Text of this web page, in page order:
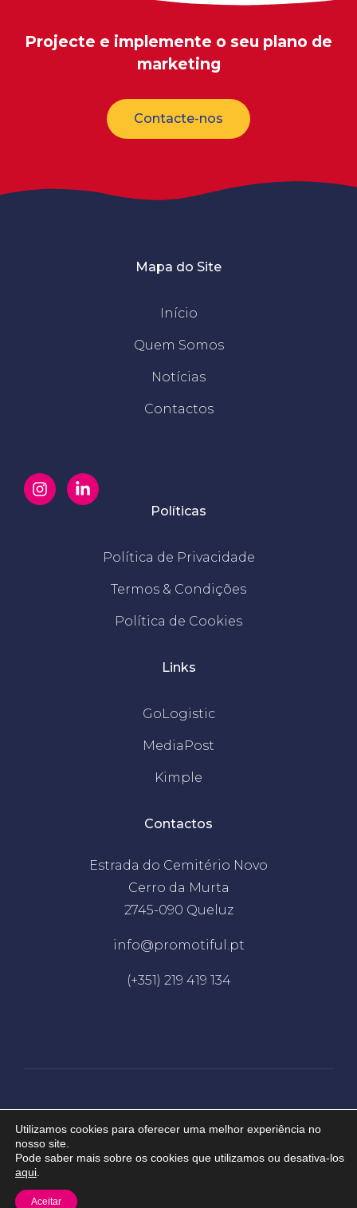
Projecte e implemente o seu plano de
marketing
Contacte-nos
Mapa do Site
Início
Quem Somos
Notícias
Contactos
Políticas
Política de Privacidade
Termos & Condições
Política de Cookies
Links
GoLogistic
MediaPost
Kimple
Contactos
Estrada do Cemitério Novo
Cerro da Murta
2745-090 Queluz
info@promotiful.pt
(+351) 219 419 134
2026 © Promotiful. Todos os direitos
Desenvolvido porEDC
Utilizamos cookies para oferecer uma melhor experiência no
nosso site.
Pode saber mais sobre os cookies que utilizamos ou desativa-los
aqui
Aceitar